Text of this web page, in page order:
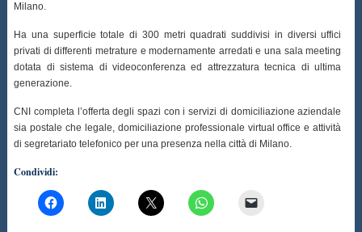
Milano.
Ha una superficie totale di 300 metri quadrati suddivisi in diversi uffici
privati di differenti metrature e modernamente arredati e una sala meeting
dotata di sistema di videoconferenza ed attrezzatura tecnica di ultima
generazione.
CNI completa l’offerta degli spazi con i servizi di domiciliazione aziendale
sia postale che legale, domiciliazione professionale virtual office e attività
di segretariato telefonico per una presenza nella città di Milano.
Condividi: